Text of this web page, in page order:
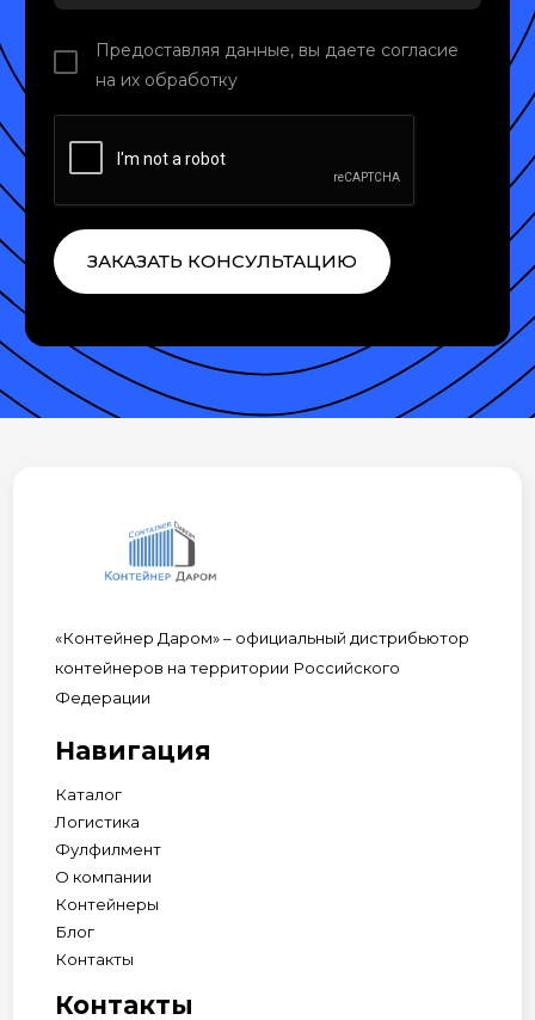
Предоставляя данные, вы даете согласие
на их обработку
ЗАКАЗАТЬ КОНСУЛЬТАЦИЮ
«Контейнер Даром» – официальный дистрибьютор
контейнеров на территории Российского
Федерации
Навигация
Каталог
Логистика
Фулфилмент
О компании
Контейнеры
Блог
Контакты
Контакты